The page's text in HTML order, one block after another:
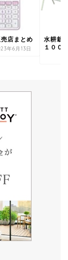
店まとめ
年6月13日
水耕栽
１００